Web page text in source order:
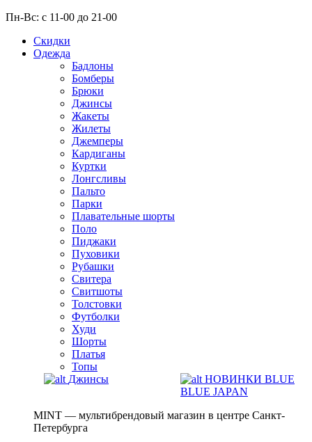
Пн-Вс: с 11-00 до 21-00
Скидки
Одежда
Бадлоны
Бомберы
Брюки
Джинсы
Жакеты
Жилеты
Джемперы
Кардиганы
Куртки
Лонгсливы
Пальто
Парки
Плавательные шорты
Поло
Пиджаки
Пуховики
Рубашки
Свитера
Свитшоты
Толстовки
Футболки
Худи
Шорты
Платья
Топы
Джинсы
НОВИНКИ BLUE
BLUE JAPAN
MINT — мультибрендовый магазин в центре Санкт-
Петербурга